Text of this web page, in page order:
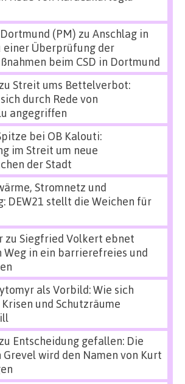
(PM) zu Anschlag in
einer Überprüfung der
beim CSD in Dortmund
Streit ums Bettelverbot:
durch Rede von
angegriffen
bei OB Kalouti:
im Streit um neue
der Stadt
Stromnetz und
DEW21 stellt die Weichen für
zu Siegfried Volkert ebnet
Weg in ein barrierefreies und
als Vorbild: Wie sich
und Schutzräume
Entscheidung gefallen: Die
Grevel wird den Namen von Kurt